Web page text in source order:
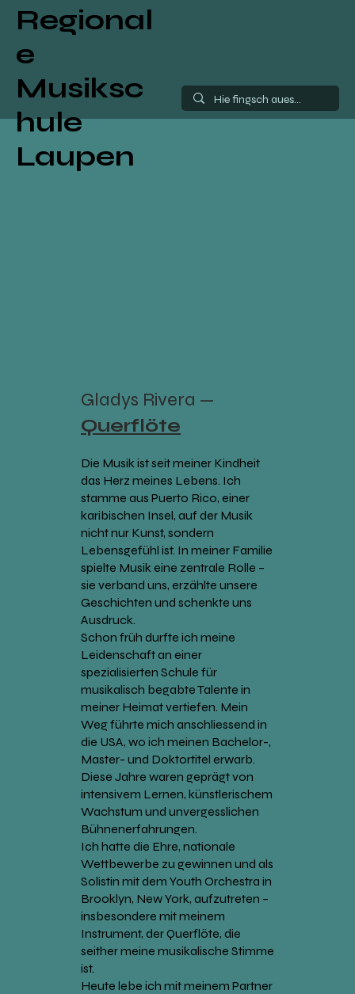
Regional
e
Musiksc
hule
Laupen
Gladys Rivera —
Querflöte
Die Musik ist seit meiner Kindheit
das Herz meines Lebens. Ich
stamme aus Puerto Rico, einer
karibischen Insel, auf der Musik
nicht nur Kunst, sondern
Lebensgefühl ist. In meiner Familie
spielte Musik eine zentrale Rolle –
sie verband uns, erzählte unsere
Geschichten und schenkte uns
Ausdruck.
Schon früh durfte ich meine
Leidenschaft an einer
spezialisierten Schule für
musikalisch begabte Talente in
meiner Heimat vertiefen. Mein
Weg führte mich anschliessend in
die USA, wo ich meinen Bachelor-,
Master- und Doktortitel erwarb.
Diese Jahre waren geprägt von
intensivem Lernen, künstlerischem
Wachstum und unvergesslichen
Bühnenerfahrungen.
Ich hatte die Ehre, nationale
Wettbewerbe zu gewinnen und als
Solistin mit dem Youth Orchestra in
Brooklyn, New York, aufzutreten –
insbesondere mit meinem
Instrument, der Querflöte, die
seither meine musikalische Stimme
ist.
Heute lebe ich mit meinem Partner